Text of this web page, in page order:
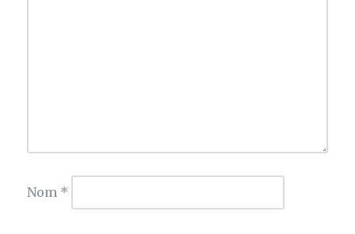
Nom *